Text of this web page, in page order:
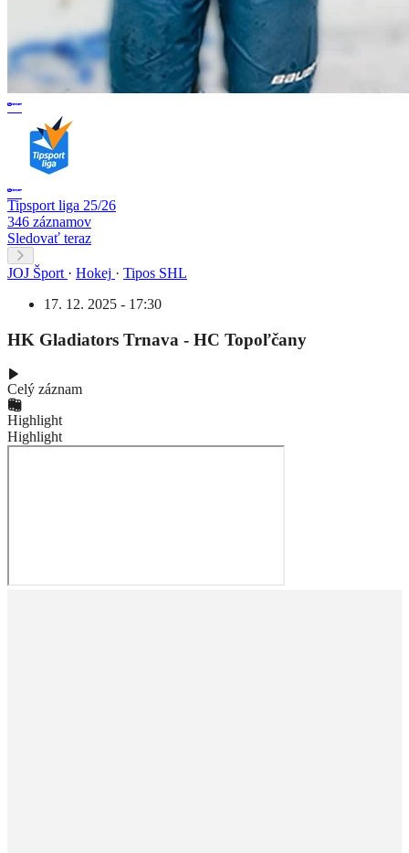
Tipsport liga 25/26
346 záznamov
Sledovať teraz
JOJ Šport · Hokej · Tipos SHL
17. 12. 2025 - 17:30
HK Gladiators Trnava - HC Topoľčany
Celý záznam
Highlight
Highlight